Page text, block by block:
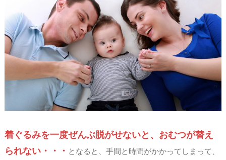
着ぐるみを一度ぜんぶ脱がせないと、おむつが替え
られない・・・ となると、手間と時間がかかってしまって、